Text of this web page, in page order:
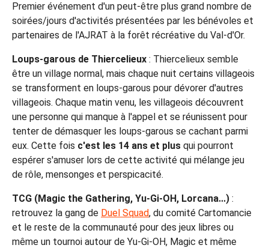
Premier événement d'un peut-être plus grand nombre de
soirées/jours d'activités présentées par les bénévoles et
partenaires de l'AJRAT à la forêt récréative du Val-d'Or.
Loups-garous de Thiercelieux : Thiercelieux semble
être un village normal, mais chaque nuit certains villageois
se transforment en loups-garous pour dévorer d'autres
villageois. Chaque matin venu, les villageois découvrent
une personne qui manque à l'appel et se réunissent pour
tenter de démasquer les loups-garous se cachant parmi
eux. Cette fois c'est les 14 ans et plus qui pourront
espérer s'amuser lors de cette activité qui mélange jeu
de rôle, mensonges et perspicacité.
TCG (Magic the Gathering, Yu-Gi-OH, Lorcana...) :
retrouvez la gang de Duel Squad, du comité Cartomancie
et le reste de la communauté pour des jeux libres ou
même un tournoi autour de Yu-Gi-OH, Magic et même